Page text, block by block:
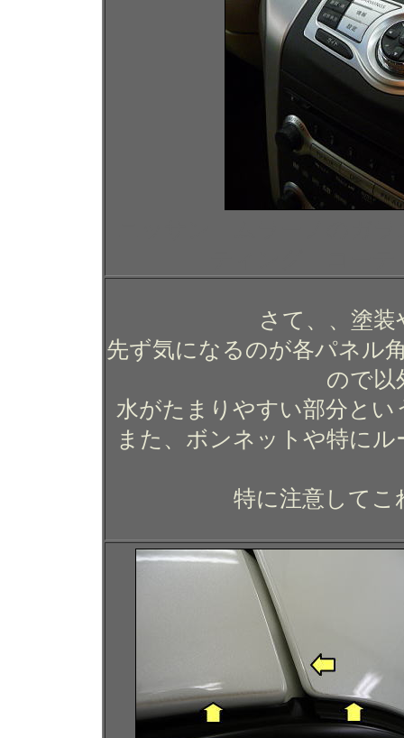
さて、、塗
先ず気になるのが各パネル
ので以
水がたまりやすい部分と
また、ボンネットや特に
特に注意してこ